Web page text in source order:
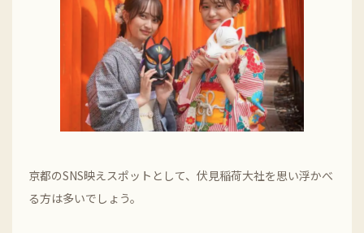
京都のSNS映えスポットとして、伏見稲荷大社を思い浮かべ
る方は多いでしょう。